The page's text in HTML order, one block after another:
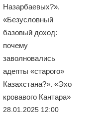
Назарбаевых?».
«Безусловный
базовый доход:
почему
заволновались
адепты «старого»
Казахстана?». «Эхо
кровавого Кантара»
28.01.2025 12:00